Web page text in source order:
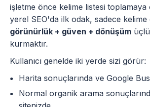
işletme önce kelime listesi toplamaya
yerel SEO'da ilk odak, sadece kelime
görünürlük + güven + dönüşüm
kurmaktır.
Kullanıcı genelde iki yerde sizi görür:
Harita sonuçlarında ve Google
Normal organik arama